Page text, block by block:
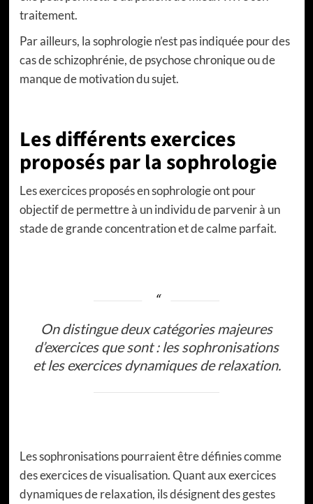
traitement.
Par ailleurs, la sophrologie n’est pas indiquée pour des
cas de schizophrénie, de psychose chronique ou de
manque de motivation du sujet.
Les différents exercices
proposés par la sophrologie
Les exercices proposés en sophrologie ont pour
objectif de permettre à un individu de parvenir à un
stade de grande concentration et de calme parfait.
On distingue deux catégories majeures
d’exercices que sont : les sophronisations
et les exercices dynamiques de relaxation.
Les sophronisations pourraient être définies comme
des exercices de visualisation. Quant aux exercices
dynamiques de relaxation, ils désignent des gestes